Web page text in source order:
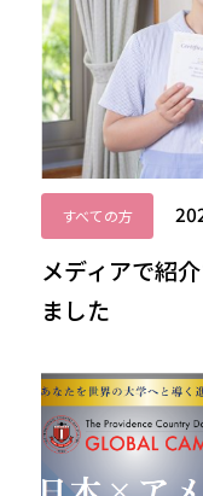
すべての方
メディアで紹
ました